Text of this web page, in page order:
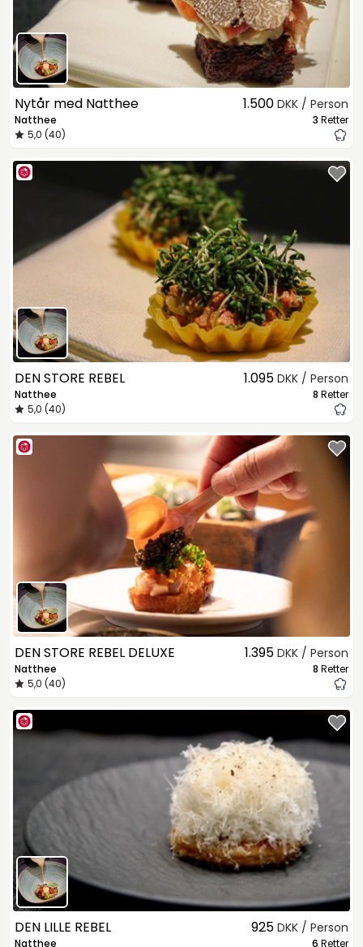
Nytår med Natthee
Natthee
5,0 (40)
1.500 DKK / Person
3 Retter
DEN STORE REBEL
Natthee
5,0 (40)
1.095 DKK / Person
8 Retter
DEN STORE REBEL DELUXE
Natthee
5,0 (40)
1.395 DKK / Person
8 Retter
DEN LILLE REBEL
Natthee
925 DKK / Person
6 Retter